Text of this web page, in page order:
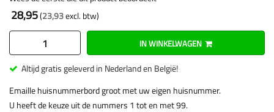
28,95 23,93
IN WINKELWAGEN
Altijd gratis geleverd in Nederland en België!
Emaille huisnummerbord groot met uw eigen huisnummer.
U heeft de keuze uit de nummers 1 tot en met 99.